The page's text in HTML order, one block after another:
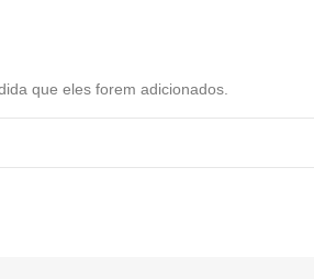
que eles forem adicionados.